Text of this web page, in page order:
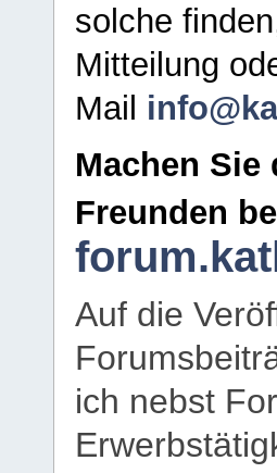
solche
Mitteilung
Mail
Machen Sie
Freunden
Auf die
ich nebst